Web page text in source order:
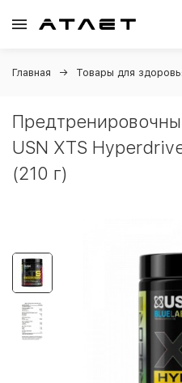
Главная Товары для
USN XTS
(210 г)